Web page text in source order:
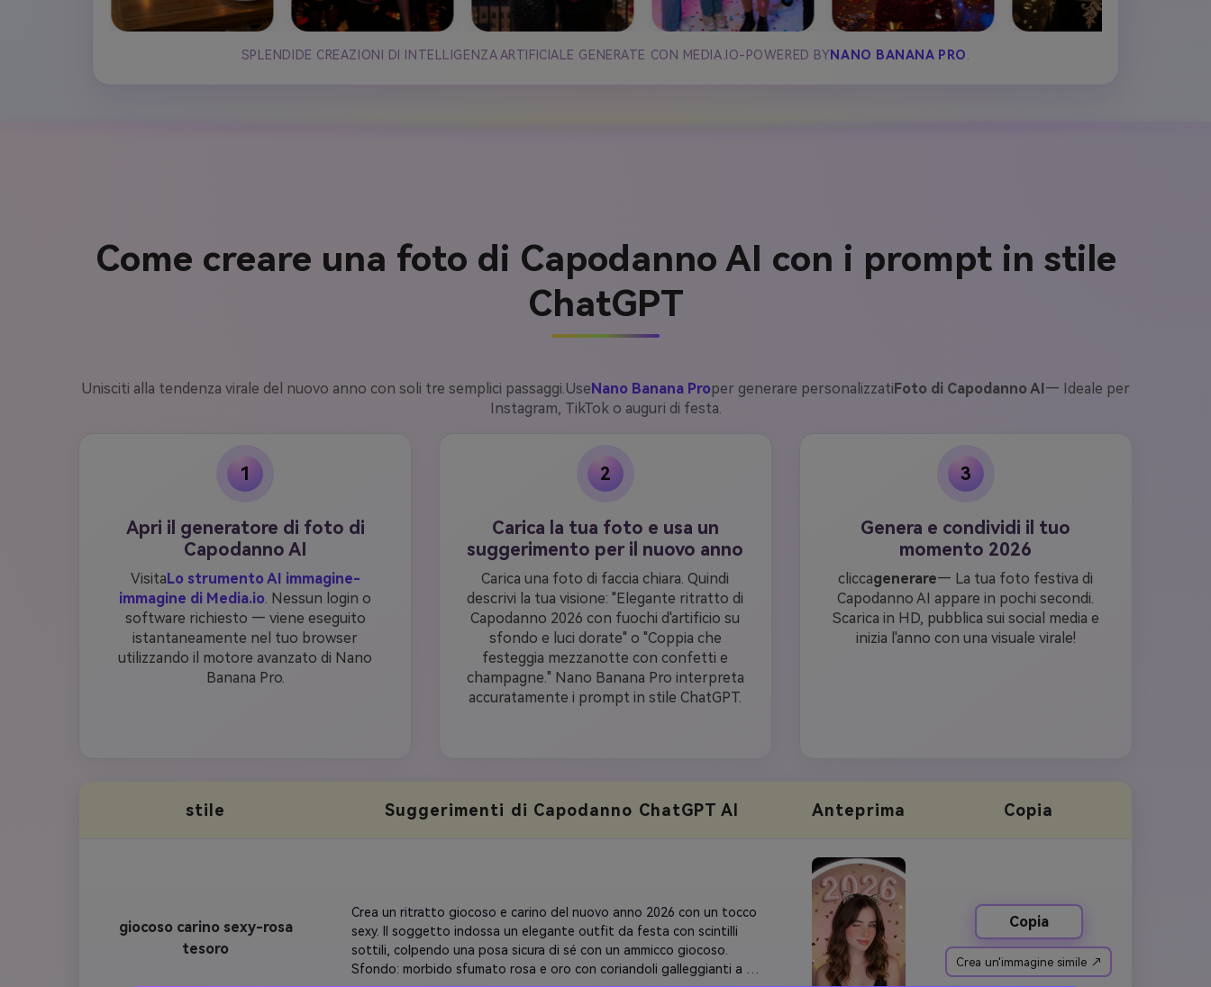
SPLENDIDE CREAZIONI DI INTELLIGENZA ARTIFICIALE GENERATE CON MEDIA.IO-POWERED BY NANO BANANA PRO
Come creare una foto di Capodanno AI con i prompt in stile
ChatGPT
Unisciti alla tendenza virale del nuovo anno con soli tre semplici passaggi.UseNano Banana Proper generare personalizzatiFoto di Capodanno AI— Ideale per
Instagram, TikTok o auguri di festa.
1
Apri il generatore di foto di
Capodanno AI
VisitaLo strumento AI immagine-
immagine di Media.io. Nessun login o
software richiesto — viene eseguito
istantaneamente nel tuo browser
utilizzando il motore avanzato di Nano
Banana Pro.
2
Carica la tua foto e usa un
suggerimento per il nuovo anno
Carica una foto di faccia chiara. Quindi
descrivi la tua visione: "Elegante ritratto di
Capodanno 2026 con fuochi d'artificio su
sfondo e luci dorate" o "Coppia che
festeggia mezzanotte con confetti e
champagne." Nano Banana Pro interpreta
accuratamente i prompt in stile ChatGPT.
3
Genera e condividi il tuo
momento 2026
cliccagenerare— La tua foto festiva di
Capodanno AI appare in pochi secondi.
Scarica in HD, pubblica sui social media e
inizia l'anno con una visuale virale!
stile Suggerimenti di Capodanno ChatGPT AI Anteprima Copia
giocoso carino sexy-rosa
tesoro
Crea un ritratto giocoso e carino del nuovo anno 2026 con un tocco
sexy. Il soggetto indossa un elegante outfit da festa con scintilli
sottili, colpendo una posa sicura di sé con un ammicco giocoso.
Sfondo: morbido sfumato rosa e oro con coriandoli galleggianti a
Copia
Crea un'immagine simile ↗